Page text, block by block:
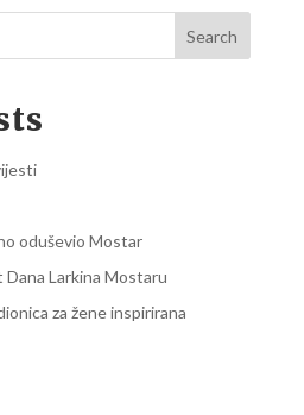
Search
oduševio Mostar
Larkina Mostaru
za žene inspirirana